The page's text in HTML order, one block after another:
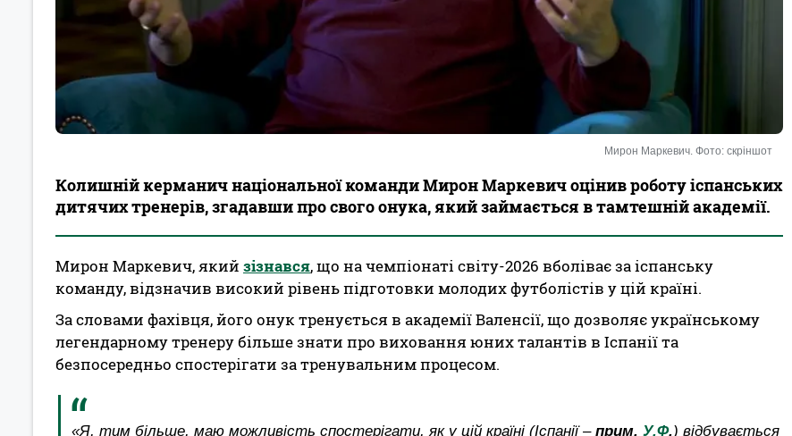
Мирон Маркевич. Фото: скріншот
Колишній керманич національної команди Мирон Маркевич оцінив роботу іспанських
дитячих тренерів, згадавши про свого онука, який займається в тамтешній академії.
Мирон Маркевич, який зізнався, що на чемпіонаті світу-2026 вболіває за іспанську
команду, відзначив високий рівень підготовки молодих футболістів у цій країні.
За словами фахівця, його онук тренується в академії Валенсії, що дозволяє українському
легендарному тренеру більше знати про виховання юних талантів в Іспанії та
безпосередньо спостерігати за тренувальним процесом.
«Я, тим більше, маю можливість спостерігати, як у цій країні (Іспанії– прим. У.Ф.) відбувається